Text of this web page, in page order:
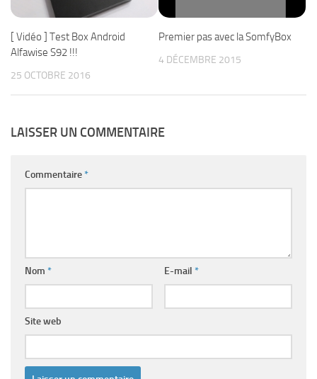
[ Vidéo ] Test Box Android
Alfawise S92 !!!
25 OCTOBRE 2016
Premier pas avec la SomfyBox
4 DÉCEMBRE 2015
LAISSER UN COMMENTAIRE
Commentaire*
Nom * E-mail *
Site web